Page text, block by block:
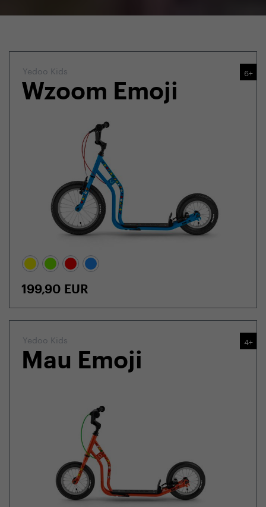
Yedoo Kids 6+
Wzoom Emoji
199,90 EUR
Yedoo Kids 4+
Mau Emoji